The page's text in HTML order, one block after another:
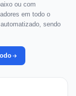
ou com
em todo o
sendo